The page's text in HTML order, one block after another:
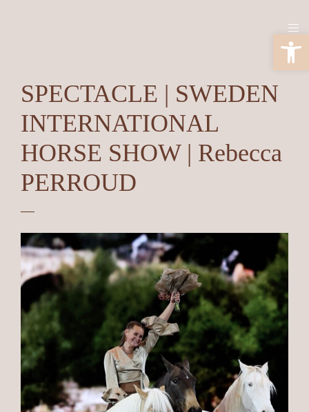
SPECTACLE | SWEDEN
INTERNATIONAL
HORSE SHOW | Rebecca
PERROUD